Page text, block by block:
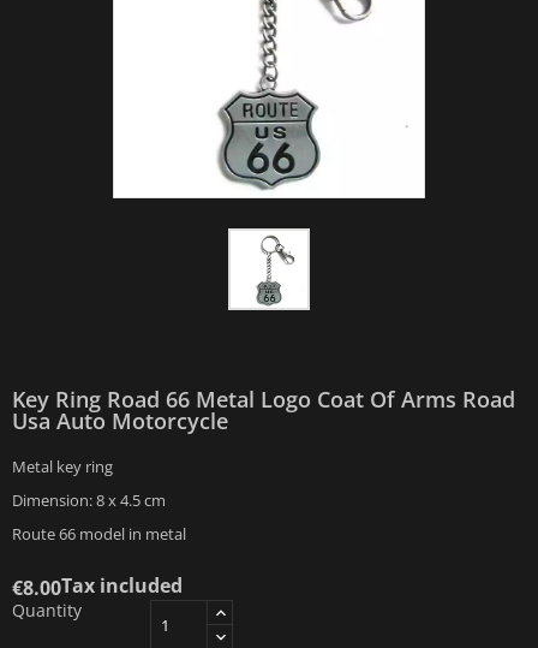
Key Ring Road 66 Metal Logo Coat Of Arms Road
Usa Auto Motorcycle
Metal key ring
Dimension: 8 x 4.5 cm
Route 66 model in metal
€8.00Tax included
Quantity